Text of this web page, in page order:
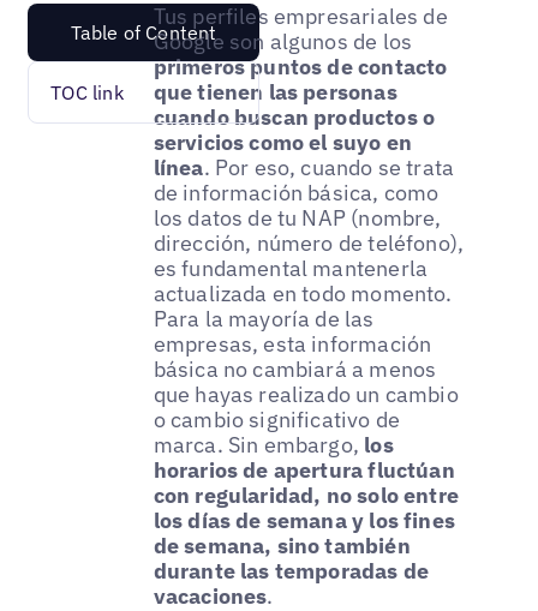
Table of Content
TOC link
Tus perfiles empresariales de
Google son algunos de los
primeros puntos de contacto
que tienen las personas
cuando buscan productos o
servicios como el suyo en
línea. Por eso, cuando se trata
de información básica, como
los datos de tu NAP (nombre,
dirección, número de teléfono),
es fundamental mantenerla
actualizada en todo momento.
Para la mayoría de las
empresas, esta información
básica no cambiará a menos
que hayas realizado un cambio
o cambio significativo de
marca. Sin embargo, los
horarios de apertura fluctúan
con regularidad, no solo entre
los días de semana y los fines
de semana, sino también
durante las temporadas de
vacaciones.